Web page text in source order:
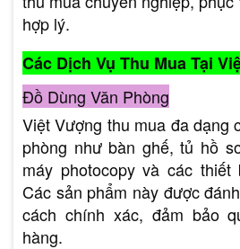
hợp lý.
Các Dịch Vụ Thu Mua Tại
Đồ Dùng Văn Phòng
Việt Vượng thu mua đa dạng
phòng như bàn ghế, tủ hồ
máy photocopy và các
Các sản phẩm này được
cách chính xác, đảm bảo
hàng.